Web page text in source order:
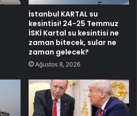
İstanbul KARTAL su
kesintisi! 24-25 Temmuz
İSKİ Kartal su kesintisi ne
zaman bitecek, sular ne
zaman gelecek?
Ağustos 8, 2026